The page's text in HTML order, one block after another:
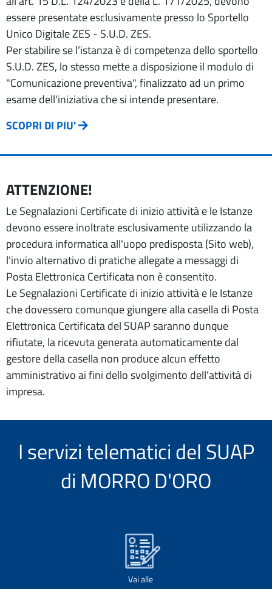
essere presentate esclusivamente presso lo Sportello
Unico Digitale ZES - S.U.D. ZES.
Per stabilire se l’istanza è di competenza dello sportello
S.U.D. ZES, lo stesso mette a disposizione il modulo di
"Comunicazione preventiva", finalizzato ad un primo
esame dell'iniziativa che si intende presentare.
SCOPRI DI PIU'
ATTENZIONE!
Le Segnalazioni Certificate di inizio attività e le Istanze
devono essere inoltrate esclusivamente utilizzando la
procedura informatica all'uopo predisposta (Sito web),
l'invio alternativo di pratiche allegate a messaggi di
Posta Elettronica Certificata non è consentito.
Le Segnalazioni Certificate di inizio attività e le Istanze
che dovessero comunque giungere alla casella di Posta
Elettronica Certificata del SUAP saranno dunque
rifiutate, la ricevuta generata automaticamente dal
gestore della casella non produce alcun effetto
amministrativo ai fini dello svolgimento dell'attività di
impresa.
I servizi telematici del SUAP
di MORRO D'ORO
Vai alle